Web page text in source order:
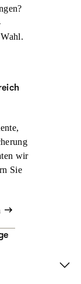
wir
Sie